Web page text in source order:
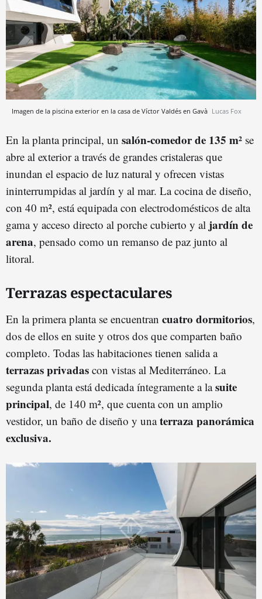
Imagen de la piscina exterior en la casa de Víctor Valdés en Gavà Lucas Fox
En la planta principal, un salón-comedor de 135 m² se
abre al exterior a través de grandes cristaleras que
inundan el espacio de luz natural y ofrecen vistas
ininterrumpidas al jardín y al mar. La cocina de diseño,
con 40 m², está equipada con electrodomésticos de alta
gama y acceso directo al porche cubierto y al jardín de
arena, pensado como un remanso de paz junto al
litoral.
Terrazas espectaculares
En la primera planta se encuentran cuatro dormitorios,
dos de ellos en suite y otros dos que comparten baño
completo. Todas las habitaciones tienen salida a
terrazas privadas con vistas al Mediterráneo. La
segunda planta está dedicada íntegramente a lasuite
principal, de 140 m², que cuenta con un amplio
vestidor, un baño de diseño y unaterraza panorámica
exclusiva.